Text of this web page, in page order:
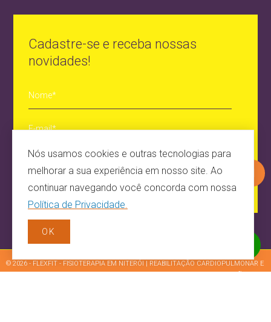
Cadastre-se e receba nossas
novidades!
Nós usamos cookies e outras tecnologias para
melhorar a sua experiência em nosso site. Ao
continuar navegando você concorda com nossa
Política de Privacidade.
OK
© 2026 - FLEXFIT - FISIOTERAPIA EM NITERÓI | REABILITAÇÃO CARDIOPULMONAR E